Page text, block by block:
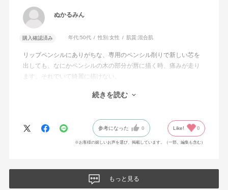
ぬかるみん
購入確認済み 年代:50代 性別:女性 肌質:混合肌
リップペンシルにありがちな、専用のペンシル削りで新しい芯を
出しても、なにかペンシルの木の部分が唇に描く時、痛みが走り
ます。それでいて綺麗に描けない。
からず、ストレスなく描くことができます。
続きを読む
参考になった 0 Like! 0
※お客様の嬉しいお声を選び、掲載しています。（一部、編集も含む）
もっと見る